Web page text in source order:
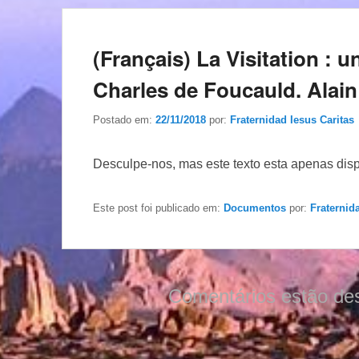
(Français) La Visitation :
Charles de Foucauld.
Postado em: 22/11/2018 por: Fraternidad Iesus Caritas
Desculpe-nos, mas este texto esta apenas
Este post foi publicado em: Documentos por:
Comentários estão